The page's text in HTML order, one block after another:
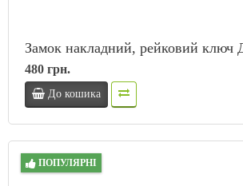
Замок накладний, рейковий ключ
480 грн.
До кошика
ПОПУЛЯРНІ